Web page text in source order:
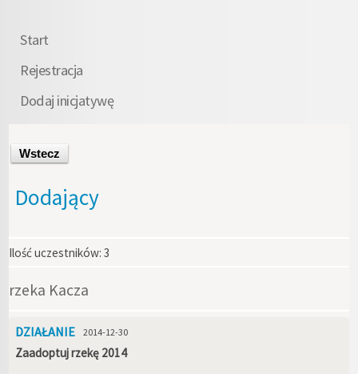
Start
Rejestracja
Dodaj inicjatywę
Wstecz
Dodający
Ilość uczestników:3
rzeka Kacza
DZIAŁANIE 2014-12-30
Zaadoptuj rzekę 2014